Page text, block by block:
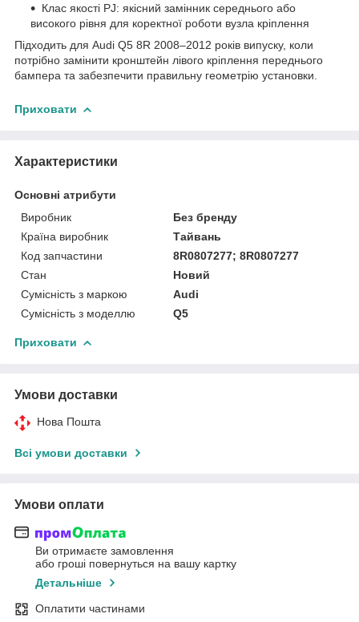
Клас якості PJ: якісний замінник середнього або
високого рівня для коректної роботи вузла кріплення
Підходить для Audi Q5 8R 2008–2012 років випуску, коли
потрібно замінити кронштейн лівого кріплення переднього
бампера та забезпечити правильну геометрію установки.
Приховати
Характеристики
Основні атрибути
Виробник
Без бренду
Країна виробник
Тайвань
Код запчастини
8R0807277; 8R0807277
Стан
Новий
Сумісність з маркою
Audi
Сумісність з моделлю
Q5
Приховати
Умови доставки
Нова Пошта
Всі умови доставки
Умови оплати
Ви отримаєте замовлення
або гроші повернуться на вашу картку
Детальніше
Оплатити частинами